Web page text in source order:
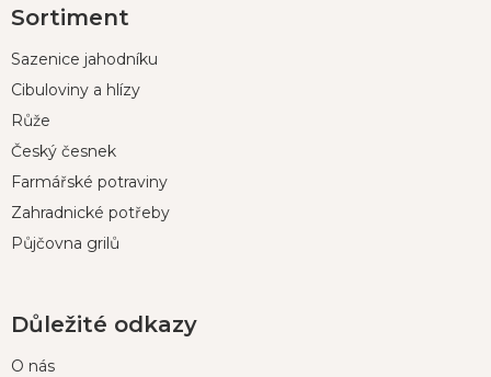
á
a
Sortiment
Sazenice jahodníku
Cibuloviny a hlízy
Růže
Český česnek
Farmářské potraviny
Zahradnické potřeby
Půjčovna grilů
Důležité odkazy
O nás